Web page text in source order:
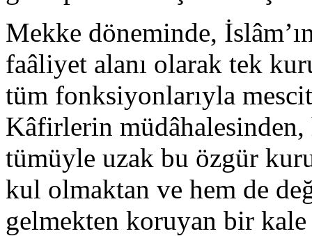
Mekke döneminde,
faâliyet alanı olarak tek
tüm fonksiyonlarıyla
Kâfirlerin
tümüyle uzak bu özgür
kul olmaktan ve hem de
gelmekten koruyan bir